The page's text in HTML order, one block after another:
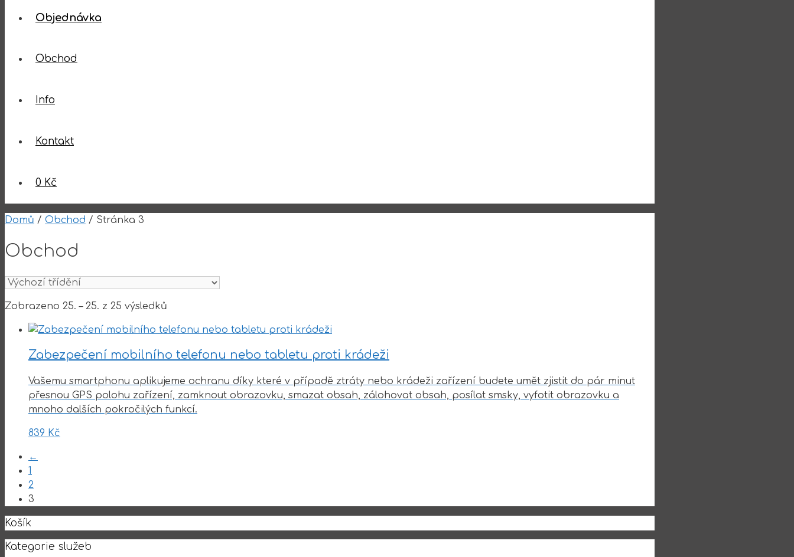
Objednávka
Obchod
Info
Kontakt
0 Kč
Domů / Obchod / Stránka 3
Obchod
Zobrazeno 25. – 25. z 25 výsledků
Zabezpečení mobilního telefonu nebo tabletu proti krádeži
Vašemu smartphonu aplikujeme ochranu díky které v případě ztráty nebo krádeži zařízení budete umět zjistit do pár minut
přesnou GPS polohu zařízení, zamknout obrazovku, smazat obsah, zálohovat obsah, posílat smsky, vyfotit obrazovku a
mnoho dalších pokročilých funkcí.
839 Kč
←
1
2
3
Košík
Kategorie služeb